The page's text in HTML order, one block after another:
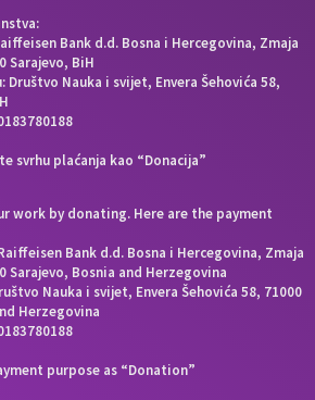
Bank d.d. Bosna i Hercegovina, Zmaja
Sarajevo, BiH
Društvo Nauka i svijet, Envera Šehovića 58,
svrhu plaćanja kao “Donacija”
work by donating. Here are the payment
Bank d.d. Bosna i Hercegovina, Zmaja
Sarajevo, Bosnia and Herzegovina
Nauka i svijet, Envera Šehovića 58, 71000
Herzegovina
purpose as “Donation”